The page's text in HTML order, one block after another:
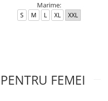
Marime:
S M L XL XXL
FEMEI